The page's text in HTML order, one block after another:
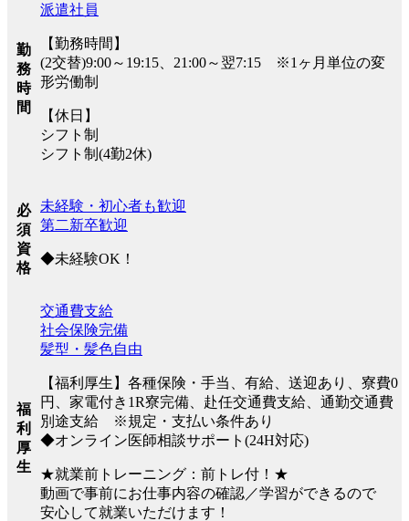
勤
務
時
間
派遣社員
【勤務時間】
(2交替)9:00～19:15、21:00～翌7:15 ※1ヶ月単位の変
形労働制
【休日】
シフト制
シフト制(4勤2休)
必
須
資
格
未経験・初心者も歓迎
第二新卒歓迎
◆未経験OK！
福
利
厚
生
交通費支給
社会保険完備
髪型・髪色自由
【福利厚生】各種保険・手当、有給、送迎あり、寮費0
円、家電付き1R寮完備、赴任交通費支給、通勤交通費
別途支給 ※規定・支払い条件あり
◆オンライン医師相談サポート(24H対応)
★就業前トレーニング：前トレ付！★
動画で事前にお仕事内容の確認／学習ができるので
安心して就業いただけます！